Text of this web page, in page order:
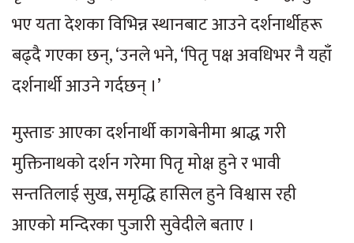
भए यता देशका विभिन्न स्थानबाट आउने दर्शनार्थीहरू
बढ्दै गएका छन्, ‘उनले भने, ‘पितृ पक्ष अवधिभर नै यहाँ
दर्शनार्थी आउने गर्दछन् ।’
मुस्ताङ आएका दर्शनार्थी कागबेनीमा श्राद्ध गरी
मुक्तिनाथको दर्शन गरेमा पितृ मोक्ष हुने र भावी
सन्ततिलाई सुख, समृद्धि हासिल हुने विश्वास रही
आएको मन्दिरका पुजारी सुवेदीले बताए ।